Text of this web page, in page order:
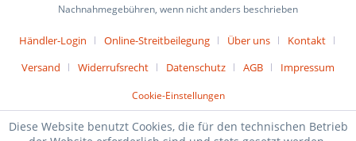
Nachnahmegebühren, wenn nicht anders beschrieben
Händler-Login Online-Streitbeilegung Über uns
Kontakt
Versand
Widerrufsrecht Datenschutz AGB Impressum
Cookie-Einstellungen
Diese Website benutzt Cookies, die für den technischen Betrieb